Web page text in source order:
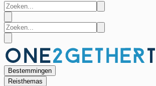
Bestemmingen
Reisthemas